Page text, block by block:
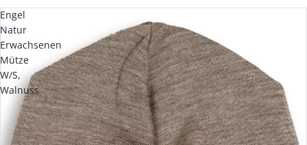
Engel
Natur
Erwachsenen
Mütze
W/S,
Walnuss